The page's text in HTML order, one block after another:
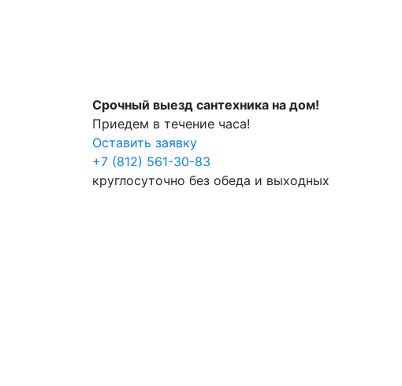
Срочный выезд сантехника на дом!
Приедем в течение часа!
Оставить заявку
+7 (812) 561-30-83
круглосуточно без обеда и выходных